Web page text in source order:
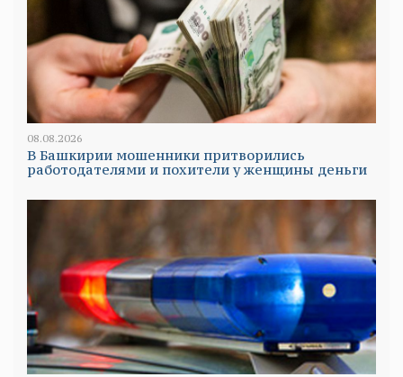
08.08.2026
В Башкирии мошенники притворились
работодателями и похители у женщины деньги